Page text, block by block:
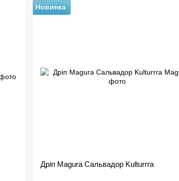
Новинка
Дріп Magura Сальвадор Kulturrra